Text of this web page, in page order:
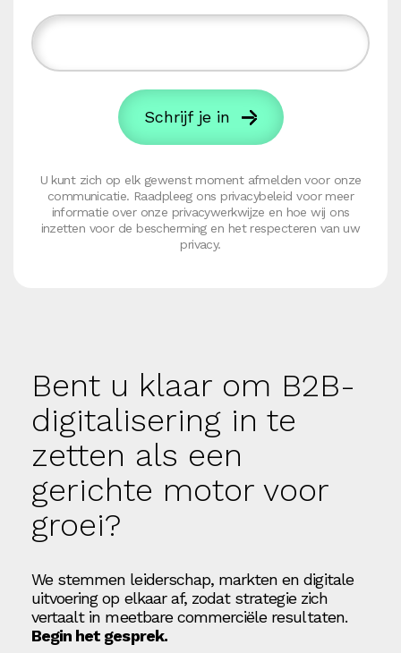
U kunt zich op elk gewenst moment afmelden voor onze
communicatie. Raadpleeg ons privacybeleid voor meer
informatie over onze privacywerkwijze en hoe wij ons
inzetten voor de bescherming en het respecteren van uw
privacy.
Bent u klaar om B2B-
digitalisering in te
zetten als een
gerichte motor voor
groei?
We stemmen leiderschap, markten en digitale
uitvoering op elkaar af, zodat strategie zich
vertaalt in meetbare commerciële resultaten.
Begin het gesprek.